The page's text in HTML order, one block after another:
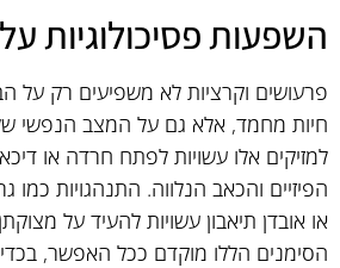
השפעות פסיכולוגיות
פרעושים וקרציות לא משפיעים רק על
חיות מחמד, אלא גם על המצב הנפשי
למזיקים אלו עשויות לפתח חרדה או
הפיזיים והכאב הנלווה. התנהגויות
או אובדן תיאבון עשויות להעיד על
הסימנים הללו מוקדם ככל האפשר,